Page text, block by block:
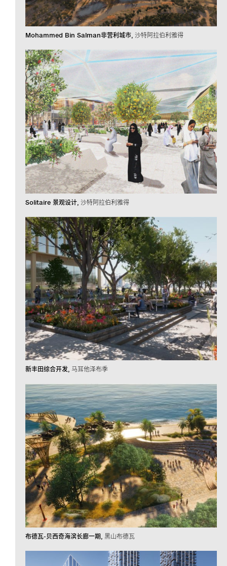
Mohammed Bin Salman非营利城市 沙特阿拉伯利雅得
Solitaire 景观设计 沙特阿拉伯利雅得
新丰田综合开发 马耳他泽布季
布德瓦-贝西奇海滨长廊一期 黑山布德瓦